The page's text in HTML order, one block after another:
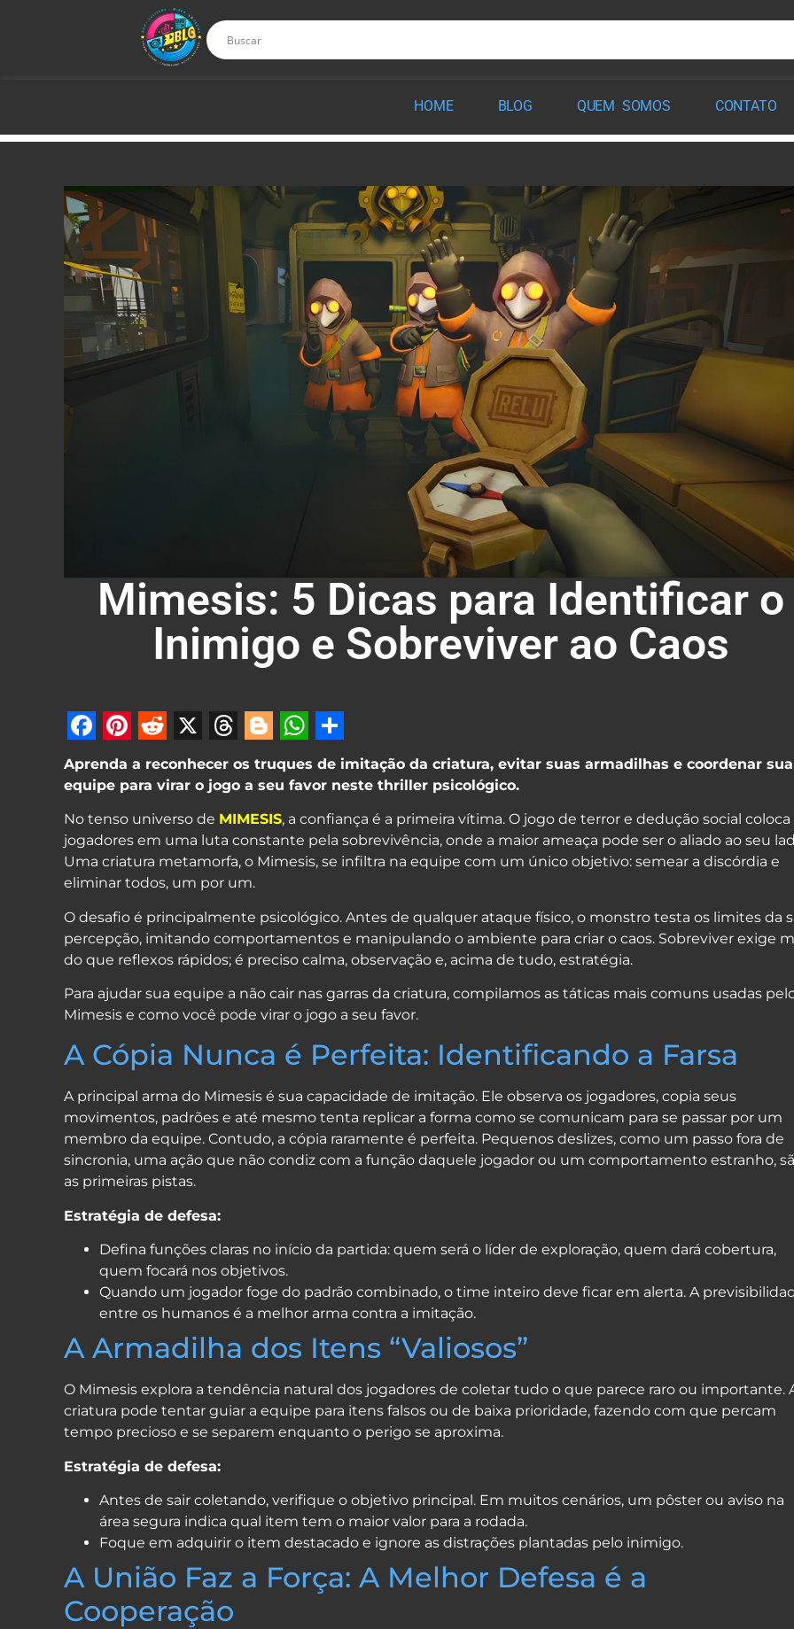
HOME BLOG QUEM SOMOS CONTATO
Mimesis: 5 Dicas para Identificar o
Inimigo e Sobreviver ao Caos
Facebook
Pinterest
Reddit
X Threads
Blogger
WhatsApp
Share
Aprenda a reconhecer os truques de imitação da criatura, evitar suas armadilhas e coordenar sua
equipe para virar o jogo a seu favor neste thriller psicológico.
No tenso universo de MIMESIS, a confiança é a primeira vítima. O jogo de terror e dedução social coloca
jogadores em uma luta constante pela sobrevivência, onde a maior ameaça pode ser o aliado ao seu
Uma criatura metamorfa, o Mimesis, se infiltra na equipe com um único objetivo: semear a discórdia e
eliminar todos, um por um.
O desafio é principalmente psicológico. Antes de qualquer ataque físico, o monstro testa os limites da
percepção, imitando comportamentos e manipulando o ambiente para criar o caos. Sobreviver exige
do que reflexos rápidos; é preciso calma, observação e, acima de tudo, estratégia.
Para ajudar sua equipe a não cair nas garras da criatura, compilamos as táticas mais comuns usadas
Mimesis e como você pode virar o jogo a seu favor.
A Cópia Nunca é Perfeita: Identificando a Farsa
A principal arma do Mimesis é sua capacidade de imitação. Ele observa os jogadores, copia seus
movimentos, padrões e até mesmo tenta replicar a forma como se comunicam para se passar por um
membro da equipe. Contudo, a cópia raramente é perfeita. Pequenos deslizes, como um passo fora de
sincronia, uma ação que não condiz com a função daquele jogador ou um comportamento estranho,
as primeiras pistas.
Estratégia de defesa:
Defina funções claras no início da partida: quem será o líder de exploração, quem dará cobertura,
quem focará nos objetivos.
Quando um jogador foge do padrão combinado, o time inteiro deve ficar em alerta. A
entre os humanos é a melhor arma contra a imitação.
A Armadilha dos Itens “Valiosos”
O Mimesis explora a tendência natural dos jogadores de coletar tudo o que parece raro ou importante.
criatura pode tentar guiar a equipe para itens falsos ou de baixa prioridade, fazendo com que percam
tempo precioso e se separem enquanto o perigo se aproxima.
Estratégia de defesa:
Antes de sair coletando, verifique o objetivo principal. Em muitos cenários, um pôster ou aviso na
área segura indica qual item tem o maior valor para a rodada.
Foque em adquirir o item destacado e ignore as distrações plantadas pelo inimigo.
A União Faz a Força: A Melhor Defesa é a
Cooperação